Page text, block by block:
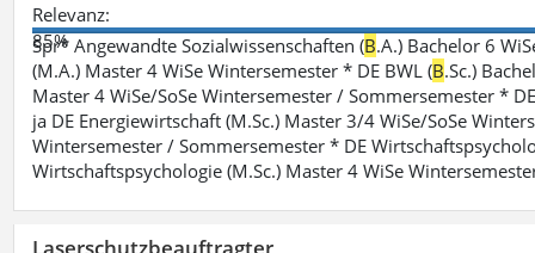
Relevanz:
85%
Spr* Angewandte Sozialwissenschaften (B.A.) Bachelor 6
(M.A.) Master 4 WiSe Wintersemester * DE BWL (B.Sc.)
Master 4 WiSe/SoSe Wintersemester / Sommersemester *
ja DE Energiewirtschaft (M.Sc.) Master 3/4 WiSe/SoSe
Wintersemester / Sommersemester * DE
Wirtschaftspsychologie (M.Sc.) Master 4 WiSe
Laserschutzbeauftragter